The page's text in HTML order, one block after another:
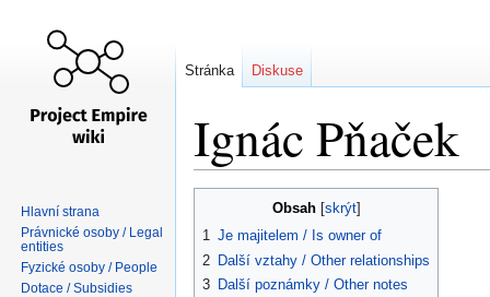
Ignác Pňaček
vyhledávání
Obsah
1 Je majitelem / Is owner of
2 Další vztahy / Other relationships
3 Další poznámky / Other notes
Stránka Diskuse
Hlavní strana
Právnické osoby / Legal
entities
Fyzické osoby / People
Dotace / Subsidies